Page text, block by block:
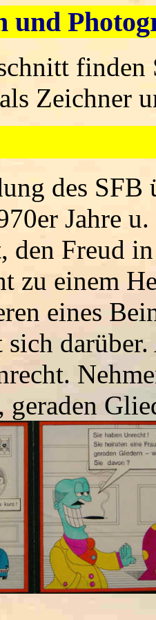
und
Zeichner
des
Jahre
den Freud
zu einem
eines
geraden